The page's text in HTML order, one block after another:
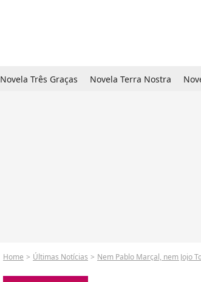
Novela Três Graças Novela Terra Nostra
Home Últimas Notícias Nem Pablo Marçal, nem Jojo